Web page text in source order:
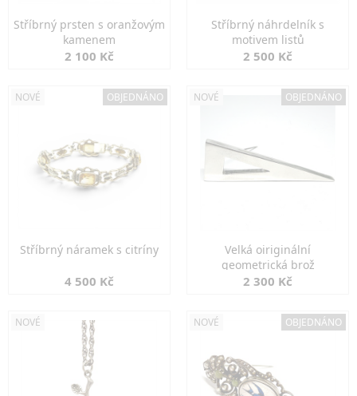
Stříbrný prsten s oranžovým
kamenem
2 100 Kč
Stříbrný náhrdelník s
motivem listů
2 500 Kč
NOVÉ OBJEDNÁNO
Stříbrný náramek s citríny
4 500 Kč
NOVÉ OBJEDNÁNO
Velká oiriginální
geometrická brož
2 300 Kč
NOVÉ NOVÉ OBJEDNÁNO